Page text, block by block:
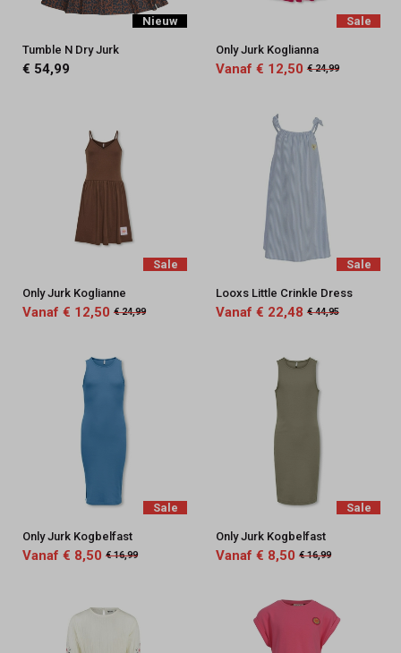
Nieuw
Tumble N Dry Jurk
€ 54,99
Sale
Only Jurk Koglianna
Vanaf € 12,50 € 24,99
Sale
Only Jurk Koglianne
Vanaf € 12,50 € 24,99
Sale
Looxs Little Crinkle Dress
Vanaf € 22,48 € 44,95
Sale
Only Jurk Kogbelfast
Vanaf € 8,50 € 16,99
Sale
Only Jurk Kogbelfast
Vanaf € 8,50 € 16,99